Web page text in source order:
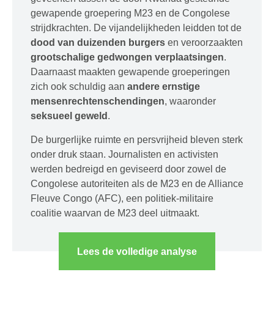
gewapende groepering M23 en de Congolese
strijdkrachten. De vijandelijkheden leidden tot de
dood van duizenden burgers en veroorzaakten
grootschalige gedwongen verplaatsingen.
Daarnaast maakten gewapende groeperingen
zich ook schuldig aan andere ernstige
mensenrechtenschendingen, waaronder
seksueel geweld .
De burgerlijke ruimte en persvrijheid bleven sterk
onder druk staan. Journalisten en activisten
werden bedreigd en geviseerd door zowel de
Congolese autoriteiten als de M23 en de Alliance
Fleuve Congo (AFC), een politiek-militaire
coalitie waarvan de M23 deel uitmaakt.
Lees de volledige analyse